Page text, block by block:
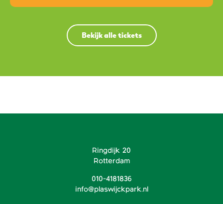
Bekijk alle tickets
Ringdijk 20
Rotterdam
010-4181836
info@plaswijckpark.nl